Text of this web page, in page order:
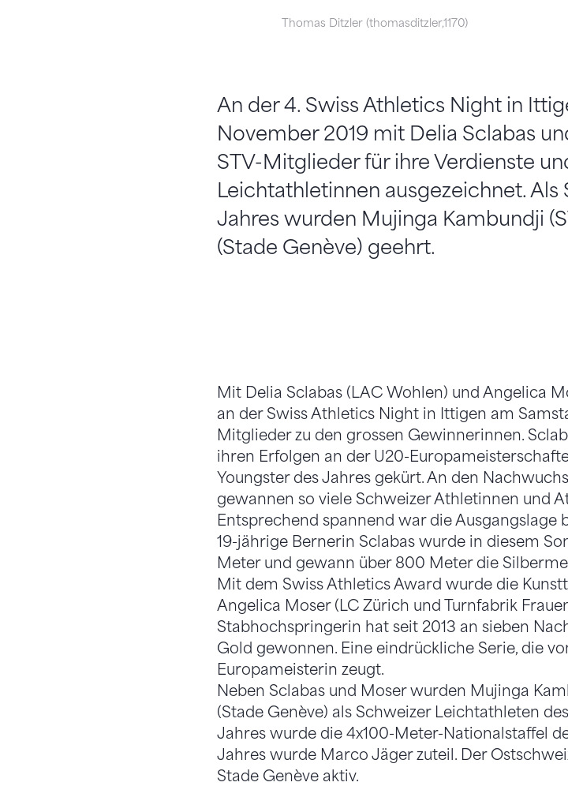
Thomas Ditzler (thomasditzler,1170)
An der 4. Swiss Athletics Night in
November 2019 mit Delia Sclabas
STV-Mitglieder für ihre Verdienste
Leichtathletinnen ausgezeichnet.
Jahres wurden Mujinga Kambundji
(Stade Genève) geehrt.
Mit Delia Sclabas (LAC Wohlen) und Angelica
an der Swiss Athletics Night in Ittigen am
Mitglieder zu den grossen Gewinnerinnen.
ihren Erfolgen an der U20-
Youngster des Jahres gekürt. An den
gewannen so viele Schweizer Athletinnen und
Entsprechend spannend war die Ausgangslage
19-jährige Bernerin Sclabas wurde in diesem
Meter und gewann über 800 Meter die
Mit dem Swiss Athletics Award wurde die
Angelica Moser (LC Zürich und Turnfabrik
Stabhochspringerin hat seit 2013 an sieben
Gold gewonnen. Eine eindrückliche Serie, die
Europameisterin zeugt.
Neben Sclabas und Moser wurden Mujinga
(Stade Genève) als Schweizer Leichtathleten
Jahres wurde die 4x100-Meter-Nationalstaffel
Jahres wurde Marco Jäger zuteil. Der
Stade Genève aktiv.